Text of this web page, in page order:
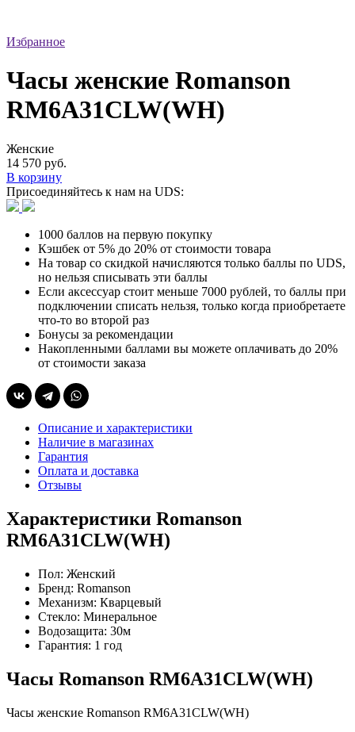
Избранное
Часы женские Romanson
RM6A31CLW(WH)
Женские
14 570 руб.
В корзину
Присоединяйтесь к нам на UDS:
1000 баллов на первую покупку
Кэшбек от 5% до 20% от стоимости товара
На товар со скидкой начисляются только баллы по UDS,
но нельзя списывать эти баллы
Если аксессуар стоит меньше 7000 рублей, то баллы при
подключении списать нельзя, только когда приобретаете
что-то во второй раз
Бонусы за рекомендации
Накопленными баллами вы можете оплачивать до 20%
от стоимости заказа
Описание и характеристики
Наличие в магазинах
Гарантия
Оплата и доставка
Отзывы
Характеристики Romanson
RM6A31CLW(WH)
Пол: Женский
Бренд: Romanson
Механизм: Кварцевый
Стекло: Минеральное
Водозащита: 30м
Гарантия: 1 год
Часы Romanson RM6A31CLW(WH)
Часы женские Romanson RM6A31CLW(WH)